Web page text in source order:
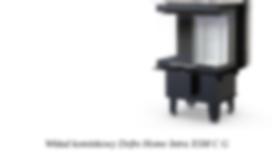
Wkład kominkowy Defro Home Intra XSM C G